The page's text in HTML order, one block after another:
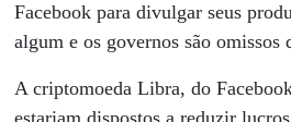
Facebook para divulgar seus
algum e os governos são omissos
A criptomoeda Libra, do
estariam dispostos a reduzir